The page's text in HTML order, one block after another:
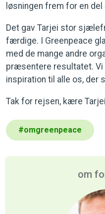
løsningen frem for en
Det gav Tarjei stor
færdige. I Greenpeace
med de mange andre
præsentere resultatet. Vi
inspiration til alle os, der
Tak for rejsen, kære
#omgreenpeace
om